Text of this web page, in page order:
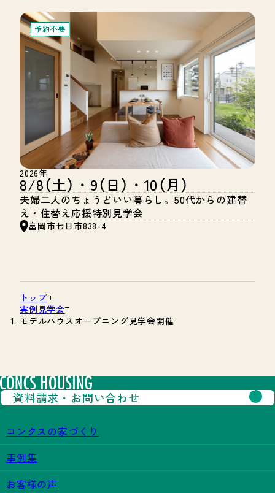
2026年
8/8（土）・9（日）・10（月）
夫婦二人のちょうどいい暮らし。50代からの建替
え・住替え応援特別見学会
富岡市七日市838-4
予約不要
トップ
実例見学会
モデルハウスオープニング見学会開催
コンクスの家づくり
事例集
お客様の声
資料請求・ お問い合わせ